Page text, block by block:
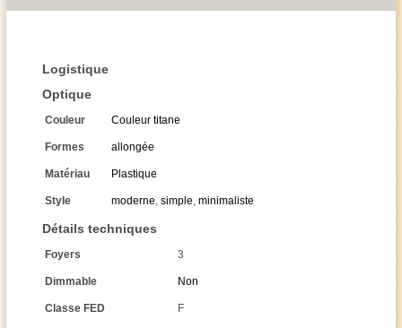
Logistique
Optique
Couleur Couleur titane
Formes allongée
Matériau Plastique
Style moderne, simple, minimaliste
Détails techniques
Foyers 3
Dimmable Non
Classe FED F